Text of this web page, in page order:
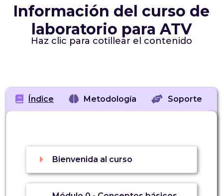
Información del curso de
laboratorio para ATV
Haz clic para cotillear el contenido
Índice Metodología Soporte
Bienvenida al curso